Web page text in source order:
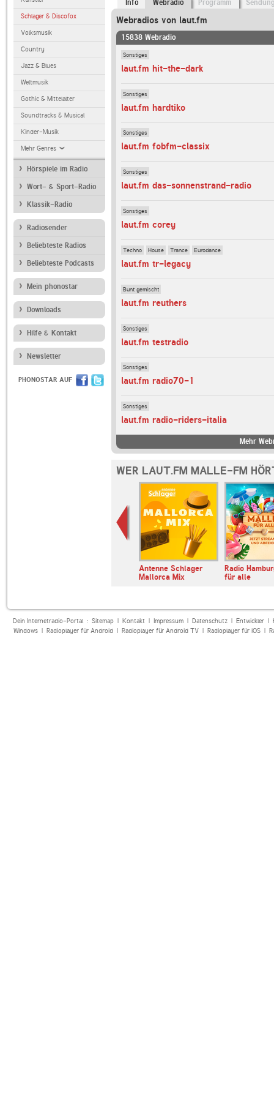
Schlager & Discofox
Volksmusik
Country
Jazz & Blues
Weltmusik
Gothic & Mittelalter
Soundtracks & Musical
Kinder-Musik
Mehr Genres
Hörspiele im Radio
Wort- & Sport-Radio
Klassik-Radio
Radiosender
Beliebteste Radios
Beliebteste Podcasts
Mein phonostar
Downloads
Hilfe & Kontakt
Newsletter
PHONOSTAR AUF
Info Webradio Programm
Webradios von laut.fm
15838 Webradio
Sonstiges
laut.fm hit-the-dark
Sonstiges
laut.fm hardtiko
Sonstiges
laut.fm fobfm-classix
Sonstiges
laut.fm das-sonnenstrand-radio
Sonstiges
laut.fm corey
Techno House Trance Eurodance
laut.fm tr-legacy
Bunt gemischt
laut.fm reuthers
Sonstiges
laut.fm testradio
Sonstiges
laut.fm radio70-1
Sonstiges
laut.fm radio-riders-italia
Mehr
WER LAUT.FM MALLE-FM
Antenne Schlager
Mallorca Mix
Radio
für alle
Dein Internetradio-Portal : Sitemap| Kontakt| Impressum| Datenschutz| Entwickler|
Windows| Radioplayer für Android| Radioplayer für Android TV| Radioplayer für iOS|